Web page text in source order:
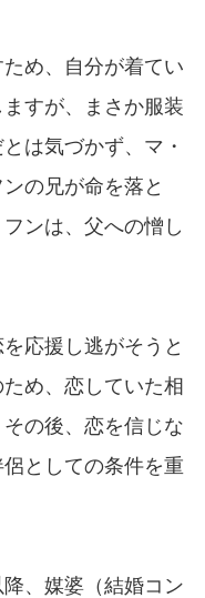
め、自分が着てい
すが、まさか服装
は気づかず、マ・
の兄が命を落と
ンは、父への憎し
応援し逃がそうと
め、恋していた相
の後、恋を信じな
としての条件を重
、媒婆（結婚コン